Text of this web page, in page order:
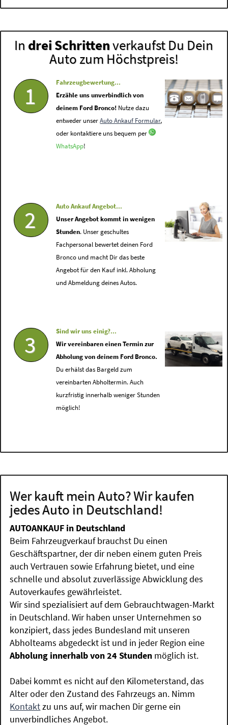
In drei Schrittenverkaufst Du Dein
Auto zum Höchstpreis!
1
Fahrzeugbewertung...
Erzähle uns unverbindlich von
deinem Ford Bronco! Nutze dazu
entweder unserAuto Ankauf Formular,
oder kontaktiere uns bequem per
WhatsApp!
2
Auto Ankauf Angebot...
Unser Angebot kommt in wenigen
Stunden. Unser geschultes
Fachpersonal bewertet deinen Ford
Bronco und macht Dir das beste
Angebot für den Kauf inkl. Abholung
und Abmeldung deines Autos.
3
Sind wir uns einig?...
Wir vereinbaren einen Termin zur
Abholung von deinem Ford Bronco.
Du erhälst das Bargeld zum
vereinbarten Abholtermin. Auch
kurzfristig innerhalb weniger Stunden
möglich!
Wer kauft mein Auto? Wir kaufen
jedes Auto in Deutschland!
AUTOANKAUF in Deutschland
Beim Fahrzeugverkauf brauchst Du einen
Geschäftspartner, der dir neben einem guten Preis
auch Vertrauen sowie Erfahrung bietet, und eine
schnelle und absolut zuverlässige Abwicklung des
Autoverkaufes gewährleistet.
Wir sind spezialisiert auf dem Gebrauchtwagen-Markt
in Deutschland. Wir haben unser Unternehmen so
konzipiert, dass jedes Bundesland mit unseren
Abholteams abgedeckt ist und in jeder Region eine
Abholung innerhalb von 24 Stunden möglich ist.
Dabei kommt es nicht auf den Kilometerstand, das
Alter oder den Zustand des Fahrzeugs an. Nimm
Kontaktzu uns auf, wir machen Dir gerne ein
unverbindliches Angebot.